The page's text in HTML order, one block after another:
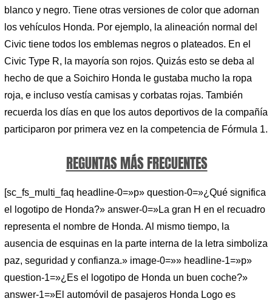
blanco y negro. Tiene otras versiones de color que adornan
los vehículos Honda. Por ejemplo, la alineación normal del
Civic tiene todos los emblemas negros o plateados. En el
Civic Type R, la mayoría son rojos. Quizás esto se deba al
hecho de que a Soichiro Honda le gustaba mucho la ropa
roja, e incluso vestía camisas y corbatas rojas. También
recuerda los días en que los autos deportivos de la compañía
participaron por primera vez en la competencia de Fórmula 1.
REGUNTAS MÁS FRECUENTES
[sc_fs_multi_faq headline-0=»p» question-0=»¿Qué significa
el logotipo de Honda?» answer-0=»La gran H en el recuadro
representa el nombre de Honda. Al mismo tiempo, la
ausencia de esquinas en la parte interna de la letra simboliza
paz, seguridad y confianza.» image-0=»» headline-1=»p»
question-1=»¿Es el logotipo de Honda un buen coche?»
answer-1=»El automóvil de pasajeros Honda Logo es